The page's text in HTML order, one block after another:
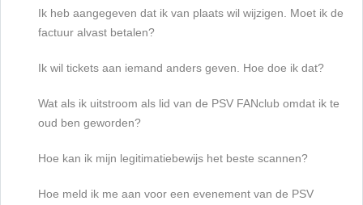
Ik heb aangegeven dat ik van plaats wil wijzigen. Moet ik de
factuur alvast betalen?
Ik wil tickets aan iemand anders geven. Hoe doe ik dat?
Wat als ik uitstroom als lid van de PSV FANclub omdat ik te
oud ben geworden?
Hoe kan ik mijn legitimatiebewijs het beste scannen?
Hoe meld ik me aan voor een evenement van de PSV